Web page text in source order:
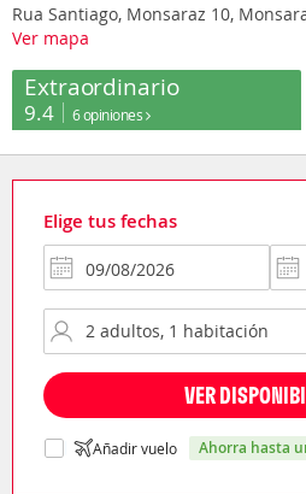
Rua Santiago, Monsaraz 10,
Ver mapa
Extraordinario
9.4 6 opiniones
Elige tus fechas
VER
Añadir vuelo ahorra hasta